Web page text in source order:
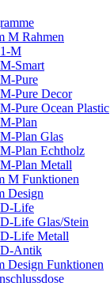
M Rahmen
1-M
M-Smart
M-Pure
M-Pure Decor
M-Pure Ocean Plastic
M-Plan
M-Plan Glas
M-Plan Echtholz
M-Plan Metall
M Funktionen
Design
D-Life
D-Life Glas/Stein
D-Life Metall
D-Antik
Design Funktionen